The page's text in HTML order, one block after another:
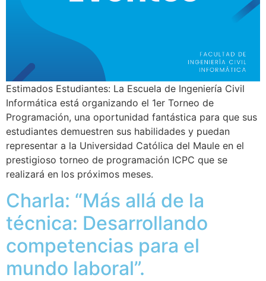
Estimados Estudiantes: La Escuela de Ingeniería Civil
Informática está organizando el 1er Torneo de
Programación, una oportunidad fantástica para que sus
estudiantes demuestren sus habilidades y puedan
representar a la Universidad Católica del Maule en el
prestigioso torneo de programación ICPC que se
realizará en los próximos meses.
Charla: “Más allá de la
técnica: Desarrollando
competencias para el
mundo laboral”.